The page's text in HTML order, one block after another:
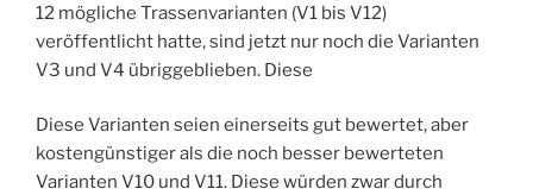
12 mögliche Trassenvarianten (V1 bis V12)
veröffentlicht hatte, sind jetzt nur noch die Varianten
V3 und V4 übriggeblieben. Diese
Diese Varianten seien einerseits gut bewertet, aber
kostengünstiger als die noch besser bewerteten
Varianten V10 und V11. Diese würden zwar durch